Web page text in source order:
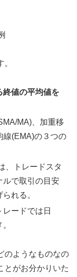
終値の平均値を
MA)、加重移
線(EMA)の３つの
、トレードスタ
ルで取引の目安
れる。
ードでは日
のようなものなの
とがお分かりいた